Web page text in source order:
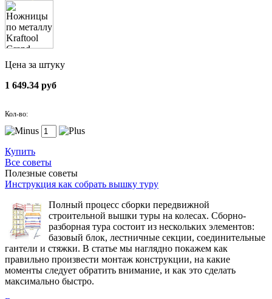
Цена за штуку
1 649.34 руб
Кол-во:
Купить
Все советы
Полезные советы
Инструкция как собрать вышку туру
Полный процесс сборки передвижной
строительной вышки туры на колесах. Сборно-
разборная тура состоит из нескольких элементов:
базовый блок, лестничные секции, соединительные
гантели и стяжки. В статье мы наглядно покажем как
правильно произвести монтаж конструкции, на какие
моменты следует обратить внимание, и как это сделать
максимально быстро.